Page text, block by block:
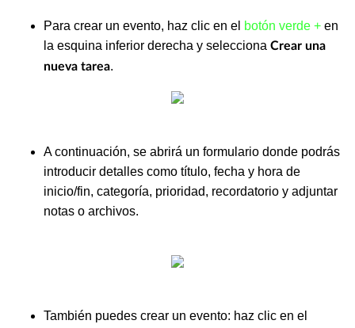
Para crear un evento, haz clic en el botón verde + en
la esquina inferior derecha y selecciona Crear una
nueva tarea.
A continuación, se abrirá un formulario donde podrás
introducir detalles como título, fecha y hora de
inicio/fin, categoría, prioridad, recordatorio y adjuntar
notas o archivos.
También puedes crear un evento: haz clic en el